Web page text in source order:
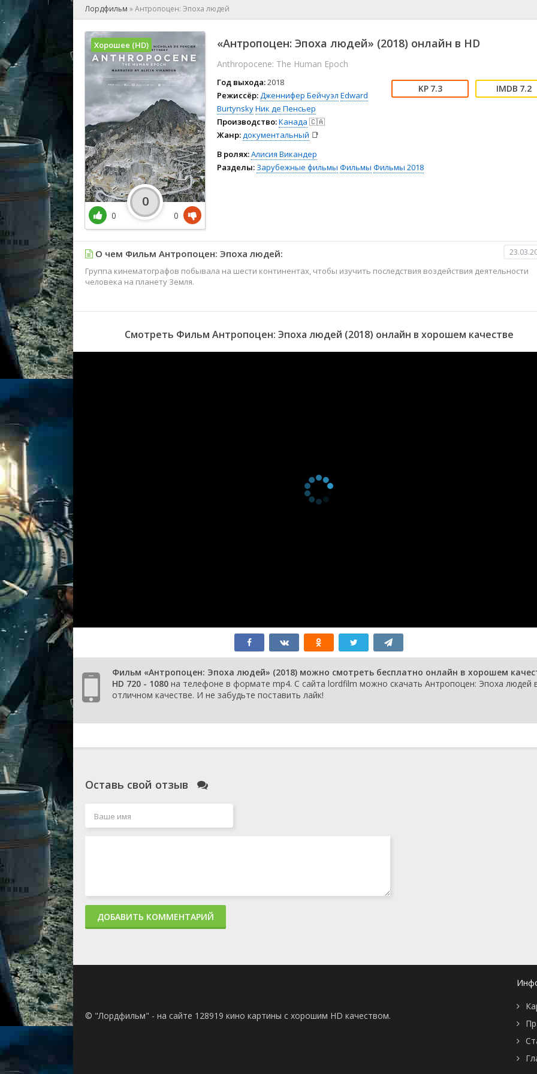
🕺 Мюзикл
👨‍💼 Новости
🎒 Приключения
👨‍💻 Реальное тв
👨‍👩‍👧‍👦 Семейный
🎤 Ток-шоу
😱 Ужасы
🧙‍♀️ Фантастика
🤠 Фильм-нуар
🧝‍♂️ Фэнтези
🏅 Церемония
Лордфильм »Антропоцен: Эпоха людей
«Антропоцен: Эпоха людей» (2018) онлайн в HD
Anthropocene: The Human Epoch
Год выхода:2018
Режиссёр:Дженнифер Бейчуэл Edward
BurtynskyНик де Пенсьер
Производство:Канада 🇨🇦
Жанр:документальный 📑
7.3 7.2
В ролях:Алисия Викандер
Разделы: Зарубежные фильмы Фильмы Фильмы 2018
Хорошее (HD)
0
0
0
О чем Фильм Антропоцен: Эпоха людей:
Группа кинематографов побывала на шести континентах, чтобы изучить последствия воздействия деятельности
человека на планету Земля.
Смотреть Фильм Антропоцен: Эпоха людей (2018) онлайн в хорошем качестве
Фильм «Антропоцен: Эпоха людей» (2018) можно смотреть бесплатно онлайн в хорошем
HD 720 - 1080 на телефоне в формате mp4. С сайта lordfilm можно скачать Антропоцен: Эпоха людей
отличном качестве. И не забудьте поставить лайк!
Оставь свой отзыв
ДОБАВИТЬ КОММЕНТАРИЙ
© "Лордфильм" - на сайте 128919 кино картины с хорошим HD качеством.